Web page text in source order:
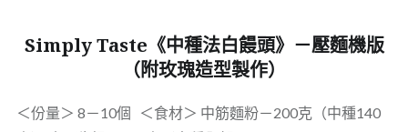
Simply Taste《中種法白饅頭》－壓麵機版
（附玫瑰造型製作）
＜份量＞ 8－10個 ＜食材＞ 中筋麵粉－200克（中種140